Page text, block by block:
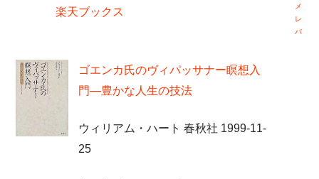
楽天ブックス
メ
レ
バ
ゴエンカ氏のヴィパッサナー瞑想入
門―豊かな人生の技法
ウィリアム・ハート 春秋社 1999-11-
25